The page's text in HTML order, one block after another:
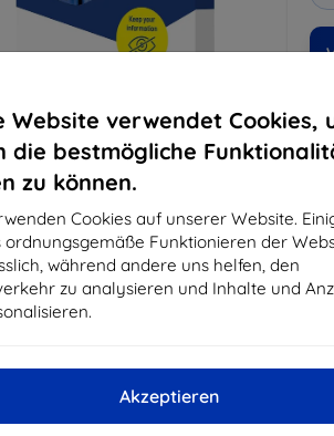
Website verwendet Cookies,
die bestmögliche
zu können.
Cookies auf unserer Website.
ordnungsgemäße Funktionieren der
während andere uns helfen, den
zu analysieren und Inhalte und
Akzeptieren
EAN